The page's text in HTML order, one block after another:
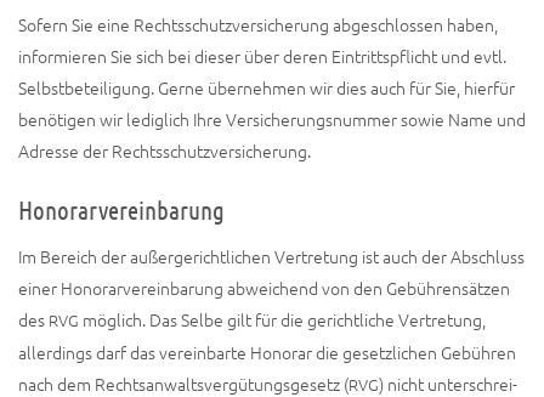
Sofern Sie eine Rechts­schutz­ver­si­che­rung abge­schlos­sen haben,
infor­mie­ren Sie sich bei die­ser über deren Ein­tritts­pflicht und evtl.
Selbst­be­tei­li­gung. Ger­ne über­neh­men wir dies auch für Sie, hier­für
benö­ti­gen wir ledig­lich Ihre Ver­si­che­rungs­num­mer sowie Name und
Adres­se der Rechtsschutzversicherung.
Honorarvereinbarung
Im Bereich der außer­ge­richt­li­chen Ver­tre­tung ist auch der Abschluss
einer Hono­rar­ver­ein­ba­rung abwei­chend von den Gebüh­ren­sät­zen
des RVG mög­lich. Das Sel­be gilt für die gericht­li­che Ver­tre­tung,
aller­dings darf das ver­ein­bar­te Hono­rar die gesetz­li­chen Gebüh­ren
nach dem Rechts­an­walts­ver­gü­tungs­ge­setz (RVG) nicht unter­schrei­